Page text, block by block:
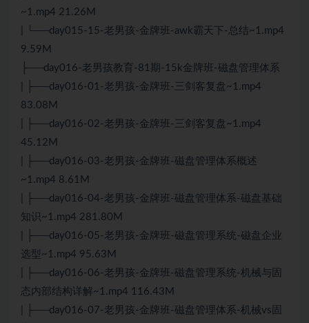
~1.mp4 21.26M
| └──day015-15-老男孩-金牌班-awk霸天下-总结~1.mp4
9.59M
├──day016-老男孩教育-81期-15k金牌班-磁盘管理体系
| ├──day016-01-老男孩-金牌班-三剑客复盘~1.mp4
83.08M
| ├──day016-02-老男孩-金牌班-三剑客复盘~1.mp4
45.12M
| ├──day016-03-老男孩-金牌班-磁盘管理体系概述
~1.mp4 8.61M
| ├──day016-04-老男孩-金牌班-磁盘管理体系-磁盘基础
知识~1.mp4 281.80M
| ├──day016-05-老男孩-金牌班-磁盘管理系统-磁盘企业
选型~1.mp4 95.63M
| ├──day016-06-老男孩-金牌班-磁盘管理系统-机械与固
态内部结构详解~1.mp4 116.43M
| ├──day016-07-老男孩-金牌班-磁盘管理体系-机械vs固